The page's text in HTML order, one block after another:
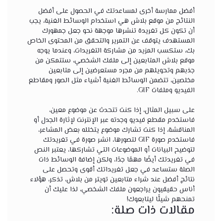
أفضل ممارسة أخرى لمساعدتك في الحصول على أفضل
النتائج من موقع بلاش هي استخدام الوسائط الغنية، يجب
أن تكون كل تغريدة تنشرها موجهة نحو جعل جمهورك
المستهدف يتوقف عن التمرير والتحقق من المحتوى الخاص
بك، ستكسب المزيد من مشاركة التغريدات، وعندما يوجه
موقع بلاش المتابعين إلى ملفك الشخصي، ستتمكن من
جذبهم وتحويلهم من مجرد مستعرضين إلى متابعين
مخلصين، تتضمن الوسائط الغنية أشياء مثل الصور ومقاطع
الفيديو وملفات GIF.
على سبيل المثال، إذا كنت تتحدث عن موضوع معين،
فاستخدم مقطع فيديو وجدته عبر الإنترنت لإثارة الجدل أو
المناقشة، إذا كنت تشارك موضوع يتخلله بعض المشاعر،
فاستخدم صورة GIF لتصورها، انشر صورة في تغريدتك
لتوضيح البيانات أو الموضوعات التي تشاركها، يعتبر النص
في تغريدتك أيضًا مهمًا جدًا، ولكن إضافة الوسائط ذات
الصلة ستساعد في جعل تغريداتك أقوى وتحصل على
نتائج أفضل عند شراء متابعين تويتر من بلاش، تذكر، هؤلاء
أناس حقيقيون يراجعون ملفك الشخصي، لذا عليك أن
تمنحهم شيئًا ليتابعوك!
مقالات ذات صلة: